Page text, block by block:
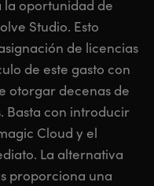
la oportunidad de
Studio. Esto
de licencias
de este gasto con
otorgar decenas de
Basta con introducir
Cloud y el
La alternativa
proporciona una